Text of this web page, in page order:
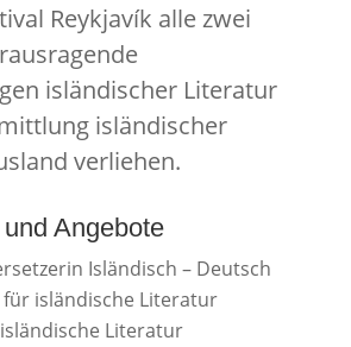
Reykjavík alle zwei
isländischer Literatur
isländischer
verliehen.
Angebote
Isländisch – Deutsch
isländische Literatur
Literatur